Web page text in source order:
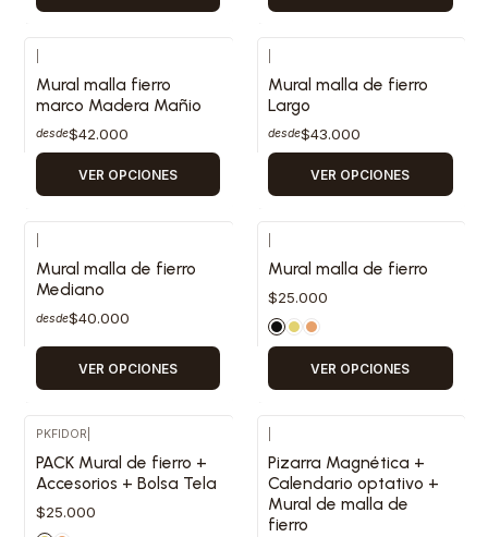
Mural malla fierro
marco Madera Mañio
desde$42.000
VER OPCIONES
Mural malla de fierro
Largo
desde$43.000
VER OPCIONES
Mural malla de fierro
Mediano
desde$40.000
VER OPCIONES
Mural malla de fierro
$25.000
VER OPCIONES
PKFIDOR
PACK Mural de fierro +
Accesorios + Bolsa Tela
$25.000
Pizarra Magnética +
Calendario optativo +
Mural de malla de
fierro